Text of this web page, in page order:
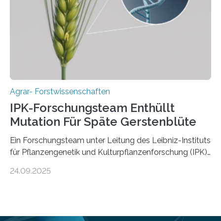
Ergebnisse der Studie wurden heute in der
Fachzeitschrift „Nature“ veröffentlicht. Die
Forschungsgruppe hat die Evolution und…
Agrar- Forstwissenschaften
IPK-Forschungsteam Enthüllt
Mutation Für Späte Gerstenblüte
Ein Forschungsteam unter Leitung des Leibniz-Instituts
für Pflanzengenetik und Kulturpflanzenforschung (IPK)
entdeckt, das Gerste in Regionen mit langen
24.09.2025